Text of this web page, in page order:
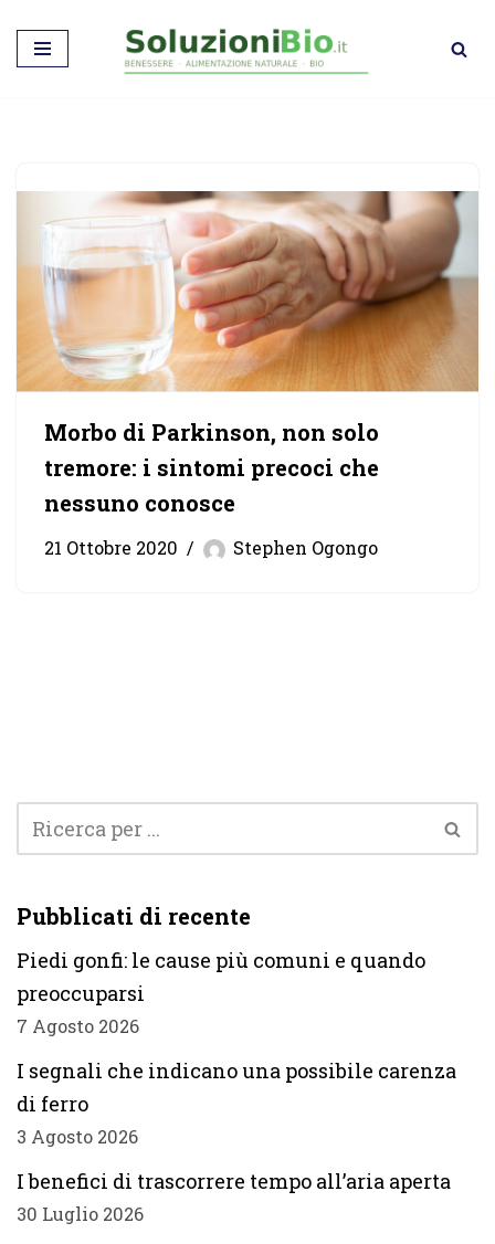
Vai
Morbo di Parkinson, non solo
tremore: i sintomi precoci che
nessuno conosce
21 Ottobre 2020 Stephen Ogongo
Pubblicati di recente
Piedi gonfi: le cause più comuni e quando
preoccuparsi
7 Agosto 2026
I segnali che indicano una possibile carenza
di ferro
3 Agosto 2026
I benefici di trascorrere tempo all’aria aperta
30 Luglio 2026